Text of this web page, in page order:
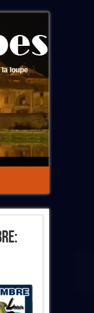
la loupe